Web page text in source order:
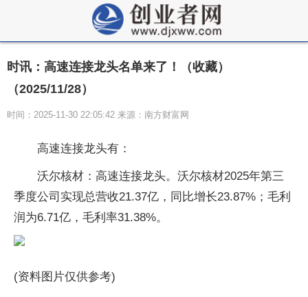
时讯：高速连接龙头名单来了！（收藏）
（2025/11/28）
时间：2025-11-30 22:05:42 来源：南方财富网
高速连接龙头有：
沃尔核材：高速连接龙头。沃尔核材2025年第三
季度公司实现总营收21.37亿，同比增长23.87%；毛利
润为6.71亿，毛利率31.38%。
(资料图片仅供参考)